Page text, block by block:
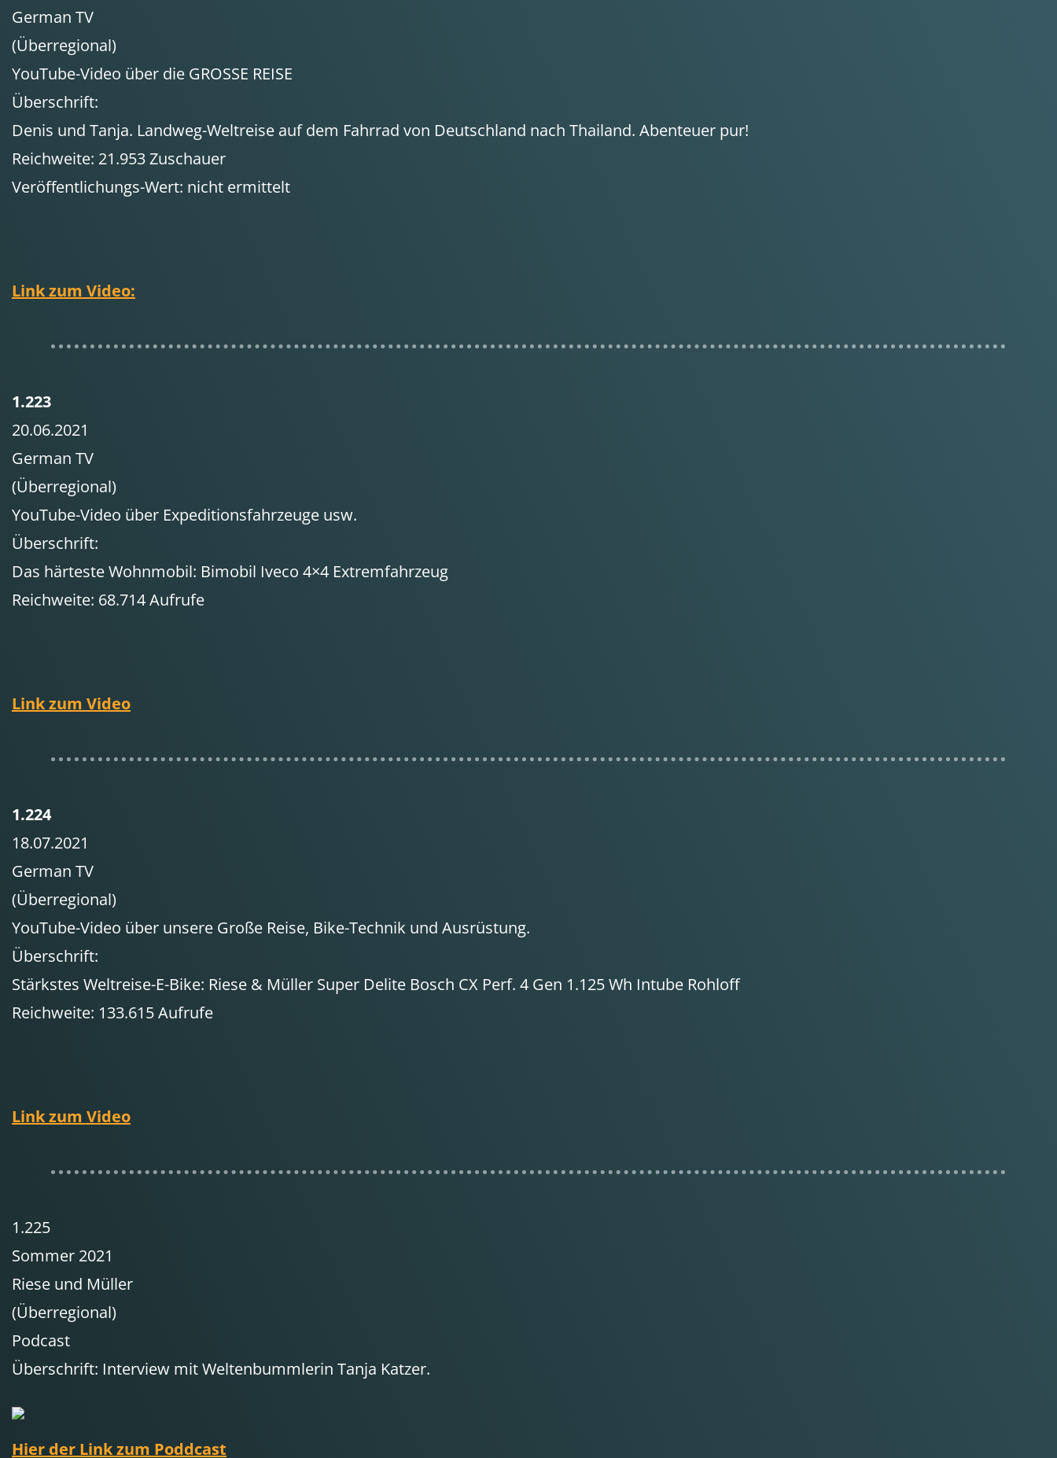
German TV
(Überregional)
YouTube-Video über die GROSSE REISE
Überschrift:
Denis und Tanja. Landweg-Weltreise auf dem Fahrrad von Deutschland nach Thailand. Abenteuer pur!
Reichweite: 21.953 Zuschauer
Veröffentlichungs-Wert: nicht ermittelt
Link zum Video:
1.223
20.06.2021
German TV
(Überregional)
YouTube-Video über Expeditionsfahrzeuge usw.
Überschrift:
Das härteste Wohnmobil: Bimobil Iveco 4×4 Extremfahrzeug
Reichweite: 68.714 Aufrufe
Link zum Video
1.224
18.07.2021
German TV
(Überregional)
YouTube-Video über unsere Große Reise, Bike-Technik und Ausrüstung.
Überschrift:
Stärkstes Weltreise-E-Bike: Riese & Müller Super Delite Bosch CX Perf. 4 Gen 1.125 Wh Intube Rohloff
Reichweite: 133.615 Aufrufe
Link zum Video
1.225
Sommer 2021
Riese und Müller
(Überregional)
Podcast
Überschrift: Interview mit Weltenbummlerin Tanja Katzer.
Hier der Link zum Poddcast